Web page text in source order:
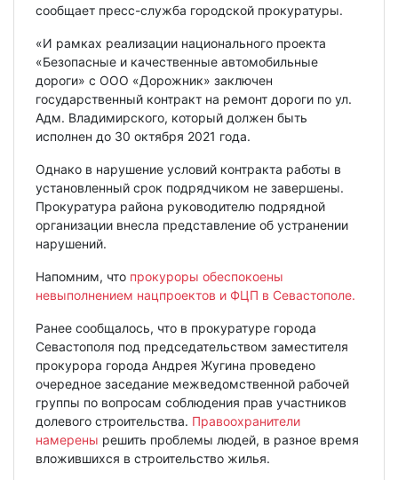
сообщает пресс-служба городской прокуратуры.
«И рамках реализации национального проекта
«Безопасные и качественные автомобильные
дороги» с ООО «Дорожник» заключен
государственный контракт на ремонт дороги по ул.
Адм. Владимирского, который должен быть
исполнен до 30 октября 2021 года.
Однако в нарушение условий контракта работы в
установленный срок подрядчиком не завершены.
Прокуратура района руководителю подрядной
организации внесла представление об устранении
нарушений.
Напомним, что прокуроры обеспокоены
невыполнением нацпроектов и ФЦП в Севастополе.
Ранее сообщалось, что в прокуратуре города
Севастополя под председательством заместителя
прокурора города Андрея Жугина проведено
очередное заседание межведомственной рабочей
группы по вопросам соблюдения прав участников
долевого строительства. Правоохранители
намерены решить проблемы людей, в разное время
вложившихся в строительство жилья.